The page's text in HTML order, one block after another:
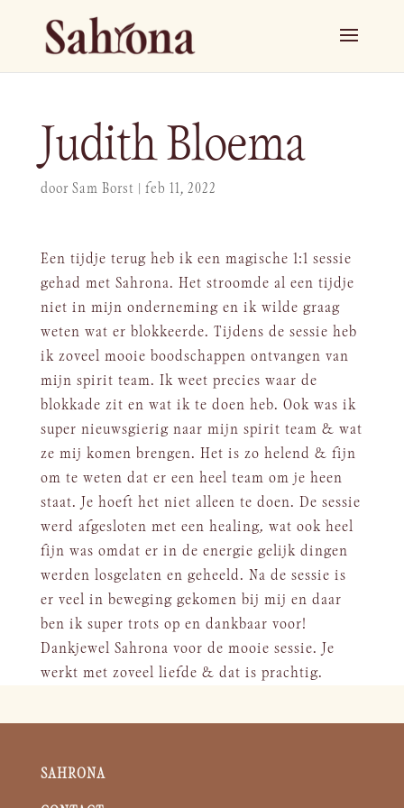
Judith Bloema
door Sam Borst feb 11, 2022
Een tijdje terug heb ik een magische 1:1 sessie
gehad met Sahrona. Het stroomde al een tijdje
niet in mijn onderneming en ik wilde graag
weten wat er blokkeerde. Tijdens de sessie heb
ik zoveel mooie boodschappen ontvangen van
mijn spirit team. Ik weet precies waar de
blokkade zit en wat ik te doen heb. Ook was ik
super nieuwsgierig naar mijn spirit team & wat
ze mij komen brengen. Het is zo helend & fijn
om te weten dat er een heel team om je heen
staat. Je hoeft het niet alleen te doen. De sessie
werd afgesloten met een healing, wat ook heel
fijn was omdat er in de energie gelijk dingen
werden losgelaten en geheeld. Na de sessie is
er veel in beweging gekomen bij mij en daar
ben ik super trots op en dankbaar voor!
Dankjewel Sahrona voor de mooie sessie. Je
werkt met zoveel liefde & dat is prachtig.
SAHRONA